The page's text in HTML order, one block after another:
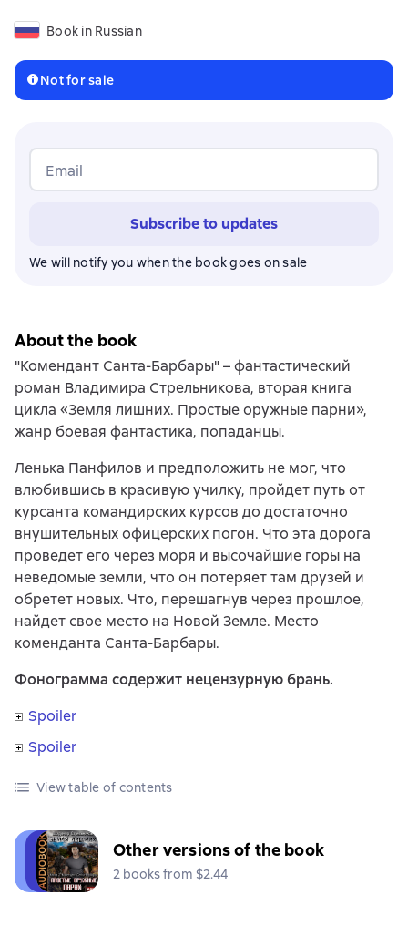
Book in Russian
Not for sale
Email
Subscribe to updates
We will notify you when the book goes on sale
About the book
"Комендант Санта-Барбары" – фантастический
роман Владимира Стрельникова, вторая книга
цикла «Земля лишних. Простые оружные парни»,
жанр боевая фантастика, попаданцы.
Ленька Панфилов и предположить не мог, что
влюбившись в красивую училку, пройдет путь от
курсанта командирских курсов до достаточно
внушительных офицерских погон. Что эта дорога
проведет его через моря и высочайшие горы на
неведомые земли, что он потеряет там друзей и
обретет новых. Что, перешагнув через прошлое,
найдет свое место на Новой Земле. Место
коменданта Санта-Барбары.
Фонограмма содержит нецензурную брань.
Spoiler
Spoiler
View table of contents
Other versions of the book
2 books from $2.44